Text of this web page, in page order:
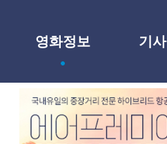
영화정보 기사